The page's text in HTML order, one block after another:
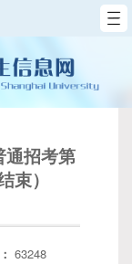
通招考第
束）
63248